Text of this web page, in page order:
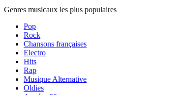
Genres musicaux les plus populaires
Pop
Rock
Chansons françaises
Electro
Hits
Rap
Musique Alternative
Oldies